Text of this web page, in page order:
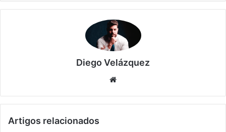
Diego Velázquez
Artigos relacionados